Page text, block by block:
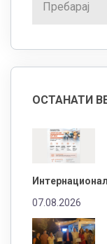
ОСТАНАТИ
07.08.2026